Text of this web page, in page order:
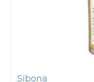
Sibona